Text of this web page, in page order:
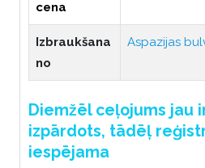
cena
Izbraukšana
no
Aspazijas
Diemžēl ceļojums jau
izpārdots, tādēļ
iespējama